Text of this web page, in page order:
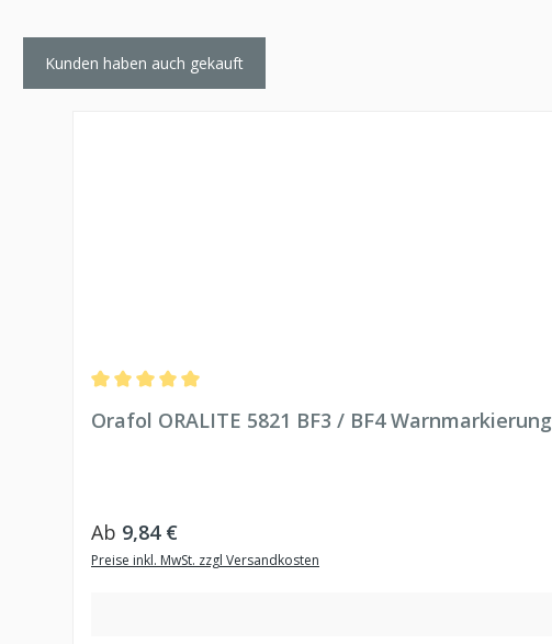
Kunden haben auch gekauft
Orafol ORALITE 5821 BF3 / BF4 Warnmarkierung
Regulärer Preis:
Ab 9,84 €
Preise inkl. MwSt. zzgl Versandkosten